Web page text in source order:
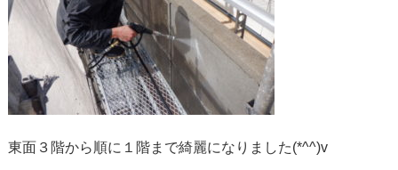
東面３階から順に１階まで綺麗になりました(*^^)v